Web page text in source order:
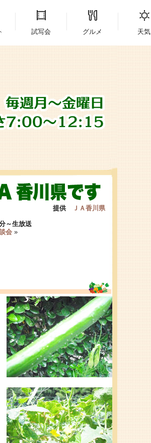
試写会 グルメ 天気
提供 ＪＡ香川県
～生放送
会»